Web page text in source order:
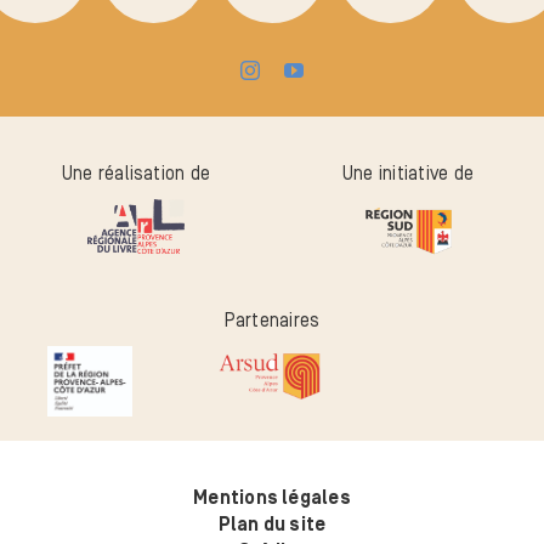
Une réalisation de Une initiative de
Partenaires
Mentions légales
Plan du site